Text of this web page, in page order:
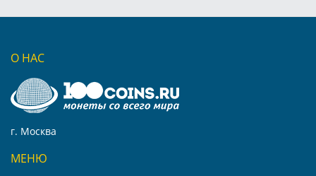
О НАС
г. Москва
МЕНЮ